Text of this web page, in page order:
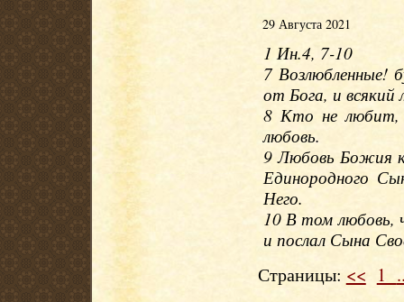
29 Августа 2021
1 Ин.4, 7-10
7 Возлюбленные!
от Бога, и
8 Кто не любит,
любовь.
9 Любовь Божия
Единородного
Него.
10 В том любовь,
и послал Сына
Страницы: << 1